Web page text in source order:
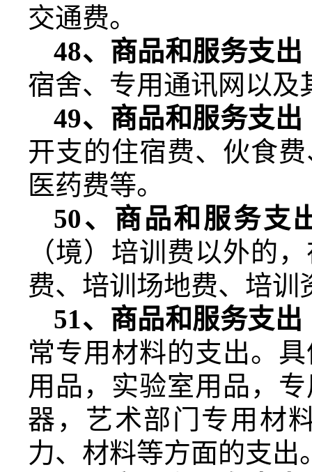
交通费。
48、商品和服务支
宿舍、专用通讯网以及
49、商品和服务支
开支的住宿费、伙食
医药费等。
50、商品和服务支
（境）培训费以外的
费、培训场地费、培
51、商品和服务支
常专用材料的支出。
用品，实验室用品，
器，艺术部门专用材
力、材料等方面的支出